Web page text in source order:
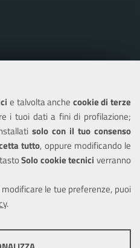
e talvolta anche cookie di terze
i tuoi dati a fini di profilazione;
solo con il tuo consenso
tutto, oppure modificando le
Solo cookie tecnici verranno
le tue preferenze, puoi
.